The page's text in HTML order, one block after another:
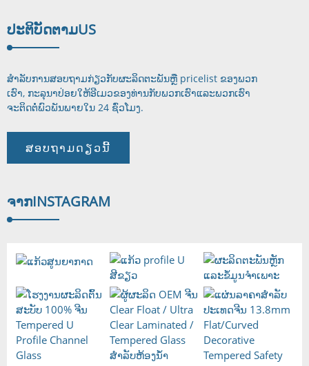
ປະຕິບັດຕາມUS
ສໍາ​ລັບ​ການ​ສອບ​ຖາມ​ກ່ຽວ​ກັບ​ຜະ​ລິດ​ຕະ​ພັນ​ຫຼື pricelist ຂອງ​ພວກ​
ເຮົາ​, ກະ​ລຸ​ນາ​ປ່ອຍ​ໃຫ້​ອີ​ເມວ​ຂອງ​ທ່ານ​ກັບ​ພວກ​ເຮົາ​ແລະ​ພວກ​ເຮົາ​
ຈະ​ຕິດ​ຕໍ່​ພົວ​ພັນ​ພາຍໃນ 24 ຊົ່ວໂມງ.
ສອບຖາມດຽວນີ້
ຈາກINSTAGRAM